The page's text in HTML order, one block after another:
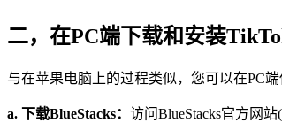
二，在PC端下载和安装
与在苹果电脑上的过程类似，您可以在PC
a. 下载BlueStacks： 访问BlueStacks官方网站